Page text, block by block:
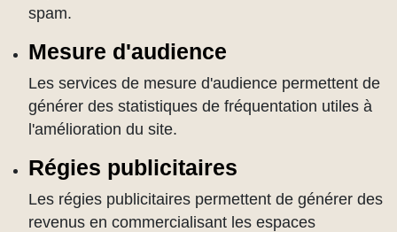
spam.
Mesure d'audience
Les services de mesure d'audience permettent de
générer des statistiques de fréquentation utiles à
l'amélioration du site.
Régies publicitaires
Les régies publicitaires permettent de générer des
revenus en commercialisant les espaces